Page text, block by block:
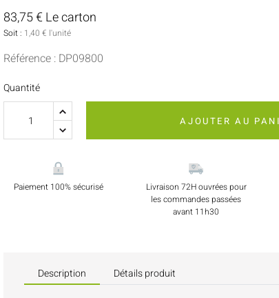
Nappes Et Serviettes
83,75 € Le carton
Soit : 1,40 € l'unité
Référence : DP09800
Quantité
AJOUTER AU
Paiement 100% sécurisé
Livraison 72H ouvrées pour
les commandes passées
avant 11h30
Description Détails produit